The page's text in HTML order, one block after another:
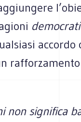
accordo
non significa